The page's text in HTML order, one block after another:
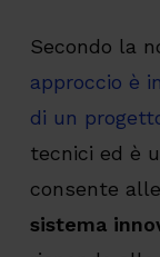
Secondo la
approccio è
di un
tecnici ed è
consente
sistema